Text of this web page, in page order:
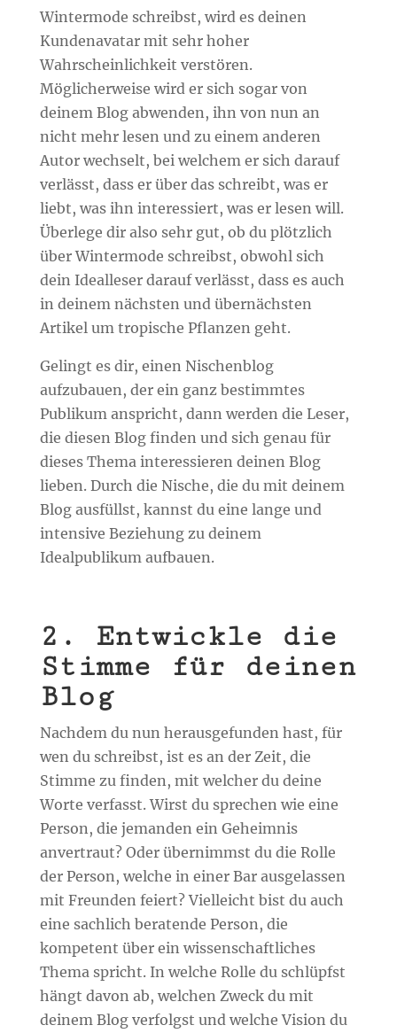
Wintermode schreibst, wird es deinen
Kundenavatar mit sehr hoher
Wahrscheinlichkeit verstören.
Möglicherweise wird er sich sogar von
deinem Blog abwenden, ihn von nun an
nicht mehr lesen und zu einem anderen
Autor wechselt, bei welchem er sich darauf
verlässt, dass er über das schreibt, was er
liebt, was ihn interessiert, was er lesen will.
Überlege dir also sehr gut, ob du plötzlich
über Wintermode schreibst, obwohl sich
dein Idealleser darauf verlässt, dass es auch
in deinem nächsten und übernächsten
Artikel um tropische Pflanzen geht.
Gelingt es dir, einen Nischenblog
aufzubauen, der ein ganz bestimmtes
Publikum anspricht, dann werden die Leser,
die diesen Blog finden und sich genau für
dieses Thema interessieren deinen Blog
lieben. Durch die Nische, die du mit deinem
Blog ausfüllst, kannst du eine lange und
intensive Beziehung zu deinem
Idealpublikum aufbauen.
2. Entwickle die
Stimme für deinen
Blog
Nachdem du nun herausgefunden hast, für
wen du schreibst, ist es an der Zeit, die
Stimme zu finden, mit welcher du deine
Worte verfasst. Wirst du sprechen wie eine
Person, die jemanden ein Geheimnis
anvertraut? Oder übernimmst du die Rolle
der Person, welche in einer Bar ausgelassen
mit Freunden feiert? Vielleicht bist du auch
eine sachlich beratende Person, die
kompetent über ein wissenschaftliches
Thema spricht. In welche Rolle du schlüpfst
hängt davon ab, welchen Zweck du mit
deinem Blog verfolgst und welche Vision du